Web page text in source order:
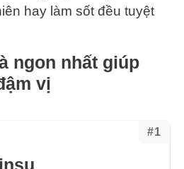
hay làm sốt đều tuyệt
ngon nhất giúp
vị
#1